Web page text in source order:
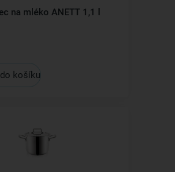
na mléko ANETT 1,1 l
košíku